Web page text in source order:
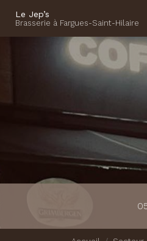
Le Jep’s
Brasserie à Fargues-Saint-Hilaire